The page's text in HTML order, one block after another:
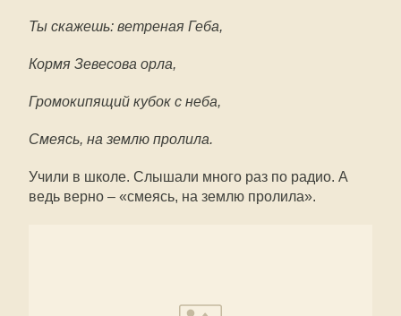
Ты скажешь: ветреная Геба,
Кормя Зевесова орла,
Громокипящий кубок с неба,
Смеясь, на землю пролила.
Учили в школе. Слышали много раз по радио. А
ведь верно – «смеясь, на землю пролила».